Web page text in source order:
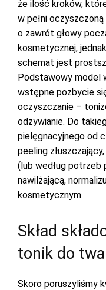
że ilość kroków,
w pełni
o zawrót głowy
kosmetycznej,
schemat jest
Podstawowy model
wstępne pozbycie
oczyszczanie –
odżywianie. Do
pielęgnacyjnego od
peeling
(lub według potrzeb
nawilżającą,
kosmetycznym.
Skład
tonik do
Skoro poruszyliśmy